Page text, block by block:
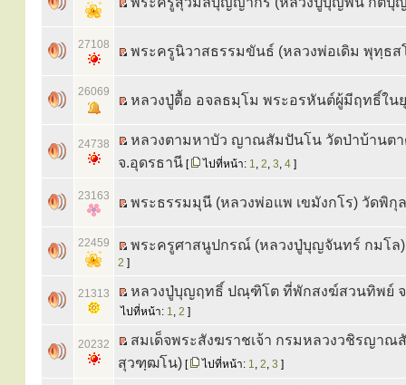
27108 พระครูนิวาสธรรมขันธ์ (หลวงพ่อเดิม พุทฺธส
26069
หลวงปู่ตื้อ อจลธมฺโม พระอรหันต์ผู้มีฤทธิ์ใน
24738
หลวงตามหาบัว ญาณสัมปันโน วัดป่าบ้านต
จ.อุดรธานี [ ไปที่หน้า: 1, 2, 3, 4 ]
23163 พระธรรมมุนี (หลวงพ่อแพ เขมังกโร) วัดพิกุ
22459 พระครูศาสนูปกรณ์ (หลวงปู่บุญจันทร์ กมโล)
2 ]
21313 หลวงปู่บุญฤทธิ์ ปณฺฑิโต ที่พักสงฆ์สวนทิพย์
ไปที่หน้า: 1, 2 ]
20232
สมเด็จพระสังฆราชเจ้า กรมหลวงวชิรญาณ
สุวฑฺฒโน) [ ไปที่หน้า: 1, 2, 3 ]